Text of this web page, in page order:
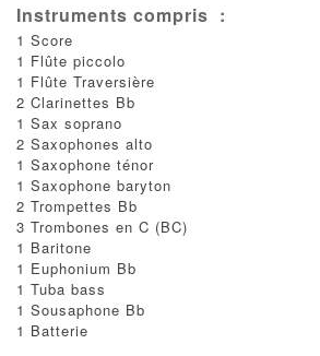
Instruments compris :
1 Score
1 Flûte piccolo
1 Flûte Traversière
2 Clarinettes Bb
1 Sax soprano
2 Saxophones alto
1 Saxophone ténor
1 Saxophone baryton
2 Trompettes Bb
3 Trombones en C (BC)
1 Baritone
1 Euphonium Bb
1 Tuba bass
1 Sousaphone Bb
1 Batterie